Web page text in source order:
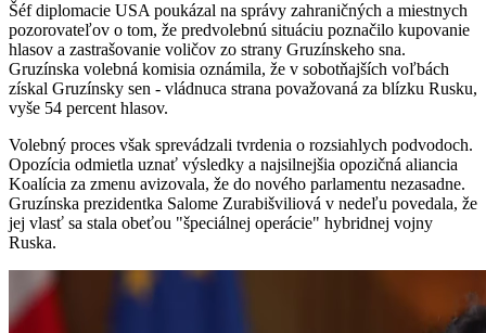
Šéf diplomacie USA poukázal na správy zahraničných a miestnych
pozorovateľov o tom, že predvolebnú situáciu poznačilo kupovanie
hlasov a zastrašovanie voličov zo strany Gruzínskeho sna.
Gruzínska volebná komisia oznámila, že v sobotňajších voľbách
získal Gruzínsky sen - vládnuca strana považovaná za blízku Rusku,
vyše 54 percent hlasov.
Volebný proces však sprevádzali tvrdenia o rozsiahlych podvodoch.
Opozícia odmietla uznať výsledky a najsilnejšia opozičná aliancia
Koalícia za zmenu avizovala, že do nového parlamentu nezasadne.
Gruzínska prezidentka Salome Zurabišviliová v nedeľu povedala, že
jej vlasť sa stala obeťou "špeciálnej operácie" hybridnej vojny
Ruska.